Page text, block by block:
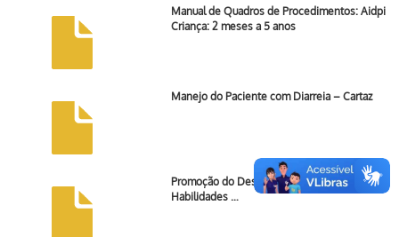
Manual de Quadros de Procedimentos: Aidpi
Criança: 2 meses a 5 anos
Manejo do Paciente com Diarreia – Cartaz
Promoção do Desenvolvimento Infantil e de
Habilidades …